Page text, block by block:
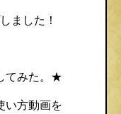
ました！
てみた。★
い方動画を